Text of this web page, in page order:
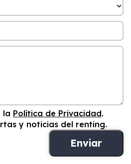
la Política de Privacidad.
y noticias del renting.